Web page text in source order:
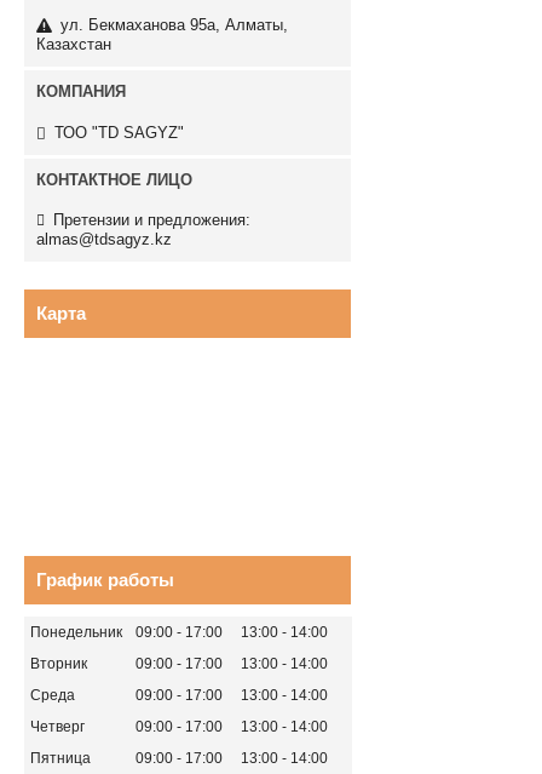
ул. Бекмаханова 95а, Алматы,
Казахстан
ТОО "TD SAGYZ"
Претензии и предложения:
almas@tdsagyz.kz
Карта
График работы
Понедельник 09:00 17:00 13:00
14:00
Вторник
09:00 17:00 13:00
14:00
Среда
09:00 17:00 13:00
14:00
Четверг
09:00 17:00 13:00
14:00
Пятница
09:00 17:00 13:00
14:00